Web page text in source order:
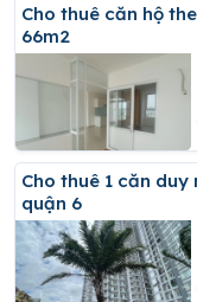
Cho thuê căn hộ the western capital quận 06 diện tích
66m2
Cho thuê 1 căn duy nhất 2pn căn hộ the western capital,
quận 6